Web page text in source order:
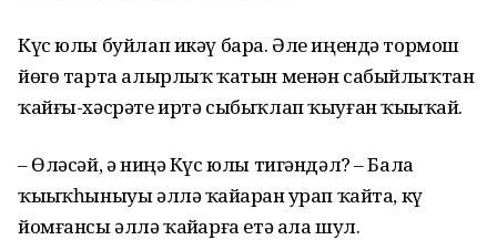
Күс юлы буйлап икәү бара. Әле иңендә тормош
йөгө тарта алырлыҡ ҡатын менән сабыйлыҡтан
ҡайғы-хәсрәте иртә сыбыҡлап ҡыуған ҡыҙыҡай.
– Өләсәй, ә ниңә Күс юлы тигәндәл? – Бала
ҡыҙыҡһыныуы әллә ҡайҙарҙан урап ҡайта, күҙ
йомғансы әллә ҡайҙарға етә ала шул.